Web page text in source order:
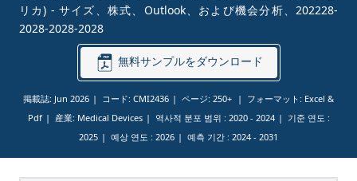
リカ) - サイズ、株式、Outlook、および機会分析、202228-
2028-2028-2028
無料サンプルをダウンロード
掲載誌: Jun 2026 コード: CMI2436 ページ: 250+
フォーマット: Excel &
Pdf
産業: Medical Devices 역사적 분포 범위 : 2020 - 2024
기준 연도 :
2025
예상 연도 : 2026 예측 기간 : 2024 - 2031